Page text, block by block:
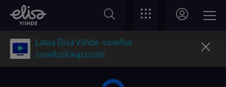
Lataa Elisa Viihde -sovellus
sovelluskaupastasi